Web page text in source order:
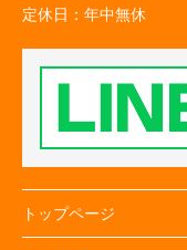
定休日： 年中無休
トップページ